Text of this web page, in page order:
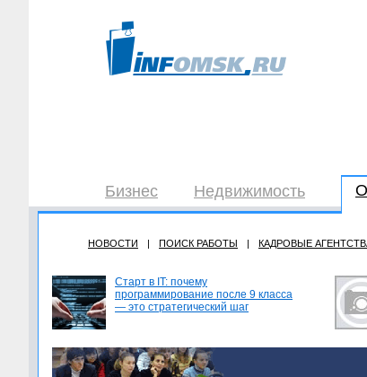
Бизнес Недвижимость
НОВОСТИ | ПОИСК РАБОТЫ | КАДРОВЫЕ
Старт в IT: почему
программирование после 9 класса
— это стратегический шаг